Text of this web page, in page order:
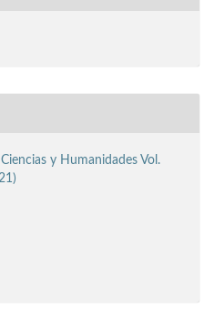
y Humanidades Vol.